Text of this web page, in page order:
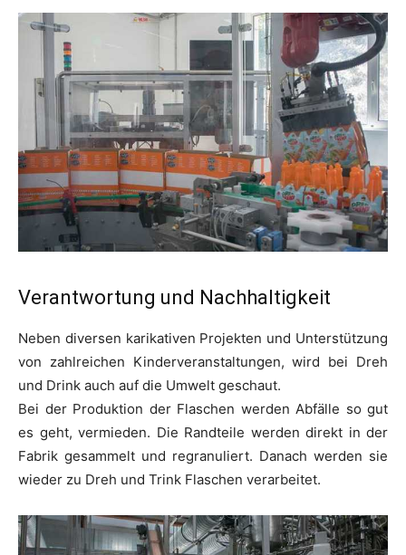
Verantwortung und Nachhaltigkeit
Neben diversen karikativen Projekten und Unterstützung
von zahlreichen Kinderveranstaltungen, wird bei Dreh
und Drink auch auf die Umwelt geschaut.
Bei der Produktion der Flaschen werden Abfälle so gut
es geht, vermieden. Die Randteile werden direkt in der
Fabrik gesammelt und regranuliert. Danach werden sie
wieder zu Dreh und Trink Flaschen verarbeitet.